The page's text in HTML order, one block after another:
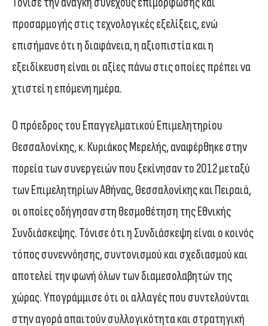
προσαρμογής στις τεχνολογικές εξελίξεις, ενώ
επισήμανε ότι η διαφάνεια, η αξιοπιστία και η
εξειδίκευση είναι οι αξίες πάνω στις οποίες πρέπει να
χτιστεί η επόμενη ημέρα.
Ο πρόεδρος του Επαγγελματικού Επιμελητηρίου
Θεσσαλονίκης, κ. Κυριάκος Μερελής, αναφέρθηκε στην
πορεία των συνεργειών που ξεκίνησαν το 2012 μεταξύ
των Επιμελητηρίων Αθήνας, Θεσσαλονίκης και Πειραιά,
οι οποίες οδήγησαν στη θεσμοθέτηση της Εθνικής
Συνδιάσκεψης. Τόνισε ότι η Συνδιάσκεψη είναι ο κοινός
τόπος συνεννόησης, συντονισμού και σχεδιασμού και
αποτελεί την φωνή όλων των διαμεσολαβητών της
χώρας. Υπογράμμισε ότι οι αλλαγές που συντελούνται
στην αγορά απαιτούν συλλογικότητα και στρατηγική